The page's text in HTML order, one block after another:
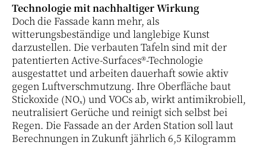
Technologie mit nachhaltiger Wirkung
Doch die Fassade kann mehr, als
witterungsbeständige und langlebige Kunst
darzustellen. Die verbauten Tafeln sind mit der
patentierten Active-Surfaces®-Technologie
ausgestattet und arbeiten dauerhaft sowie aktiv
gegen Luftverschmutzung. Ihre Oberfläche baut
Stickoxide (NOₓ) und VOCs ab, wirkt antimikrobiell,
neutralisiert Gerüche und reinigt sich selbst bei
Regen. Die Fassade an der Arden Station soll laut
Berechnungen in Zukunft jährlich 6,5 Kilogramm